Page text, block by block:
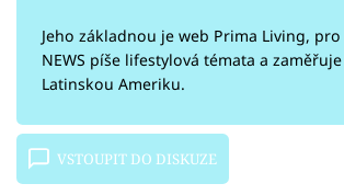
Jeho základnou je web Prima Living, pro
NEWS píše lifestylová témata a
Latinskou Ameriku.
VSTOUPIT DO DISKUZE